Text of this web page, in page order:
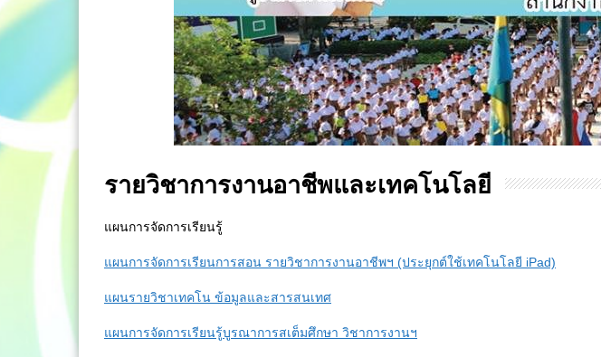
รายวิชาการงานอาชีพและเทคโนโลยี
แผนการจัดการเรียนรู้
แผนการจัดการเรียนการสอน รายวิชาการงานอาชีพฯ (ประยุกต์ใช้เทคโนโลยี iPad)
แผนรายวิชาเทคโน ข้อมูลและสารสนเทศ
แผนการจัดการเรียนรู้บูรณาการสเต็มศึกษา วิชาการงานฯ